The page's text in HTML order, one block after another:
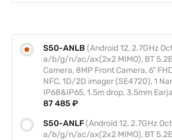
S50-ANLB (Android 12, 2.7GHz
a/b/g/n/ac/ax(2x2 MIMO), BT
Camera, 8MP Front Camera, 6"
NFC, 1D/2D imager (SE4720), 1
IP68&IP65, 1.5m drop, 3.5mm
87 485 ₽
S50-ANLF (Android 12, 2.7GHz
a/b/g/n/ac/ax(2x2 MIMO), BT